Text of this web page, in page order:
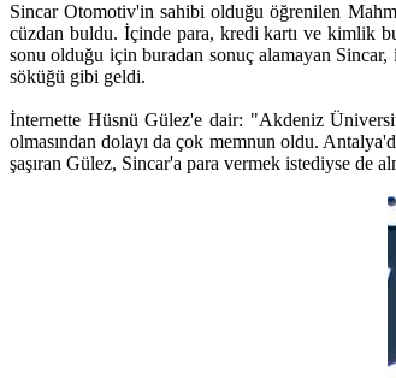
Sincar Otomotiv'in sahibi olduğu öğrenilen
cüzdan buldu. İçinde para, kredi kartı ve kimlik
sonu olduğu için buradan sonuç alamayan Sincar,
söküğü gibi geldi.
İnternette Hüsnü Gülez'e dair: "Akdeniz
olmasından dolayı da çok memnun oldu.
şaşıran Gülez, Sincar'a para vermek istediyse de